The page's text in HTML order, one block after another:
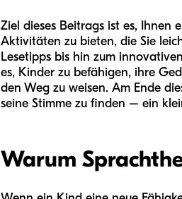
Ziel dieses Beitrags ist es, Ihnen
Aktivitäten zu bieten, die Sie
Lesetipps bis hin zum
es, Kinder zu befähigen, ihre
den Weg zu weisen. Am Ende
seine Stimme zu finden – ein
Warum